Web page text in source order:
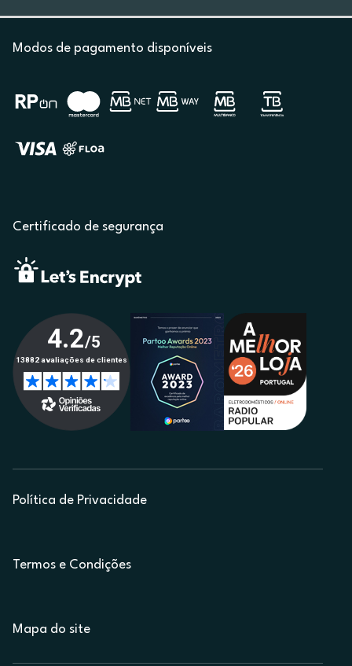
Modos de pagamento disponíveis
Certificado de segurança
Política de Privacidade
Termos e Condições
Mapa do site